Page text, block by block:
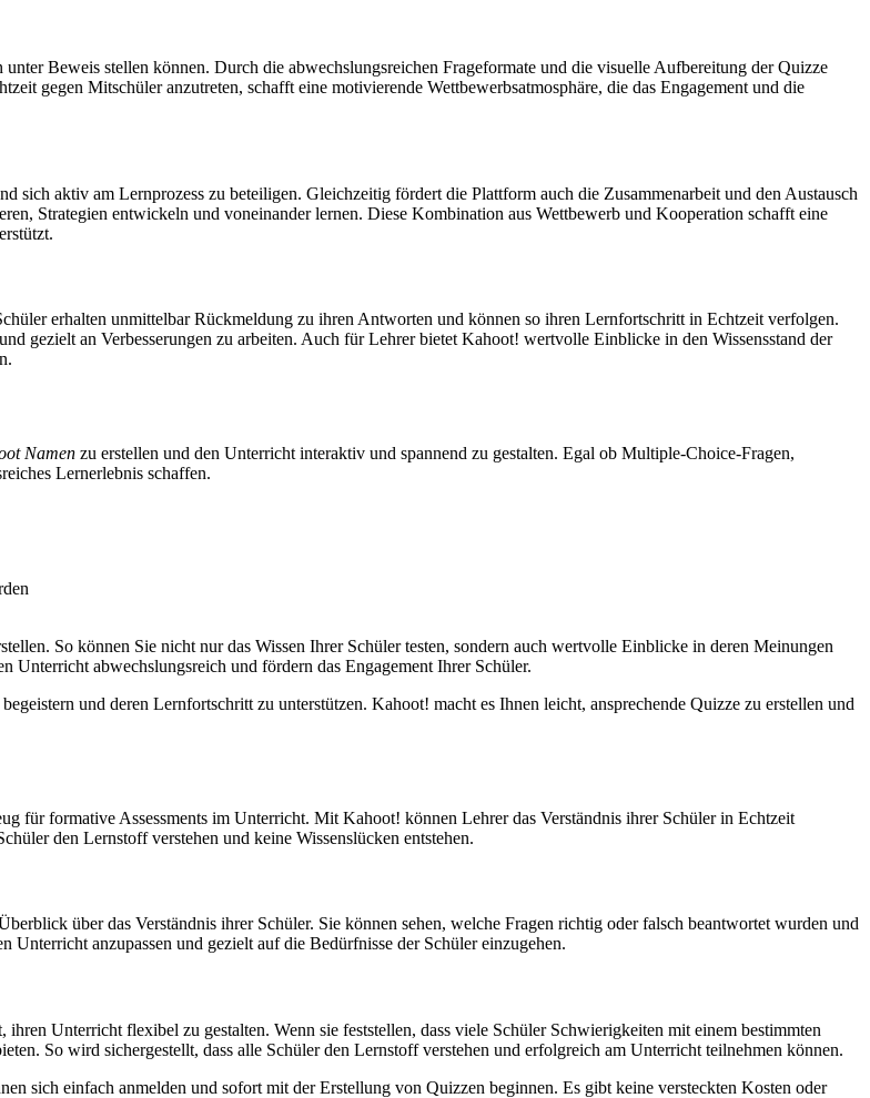
Beweis stellen können. Durch die abwechslungsreichen Frageformate und die visuelle Aufbereitung der Quizze
gegen Mitschüler anzutreten, schafft eine motivierende Wettbewerbsatmosphäre, die das Engagement und die
sich aktiv am Lernprozess zu beteiligen. Gleichzeitig fördert die Plattform auch die Zusammenarbeit und den Austausch
Strategien entwickeln und voneinander lernen. Diese Kombination aus Wettbewerb und Kooperation schafft eine
erhalten unmittelbar Rückmeldung zu ihren Antworten und können so ihren Lernfortschritt in Echtzeit verfolgen.
gezielt an Verbesserungen zu arbeiten. Auch für Lehrer bietet Kahoot! wertvolle Einblicke in den Wissensstand der
Namen zu erstellen und den Unterricht interaktiv und spannend zu gestalten. Egal ob Multiple-Choice-Fragen,
Lernerlebnis schaffen.
So können Sie nicht nur das Wissen Ihrer Schüler testen, sondern auch wertvolle Einblicke in deren Meinungen
abwechslungsreich und fördern das Engagement Ihrer Schüler.
und deren Lernfortschritt zu unterstützen. Kahoot! macht es Ihnen leicht, ansprechende Quizze zu erstellen und
für formative Assessments im Unterricht. Mit Kahoot! können Lehrer das Verständnis ihrer Schüler in Echtzeit
den Lernstoff verstehen und keine Wissenslücken entstehen.
über das Verständnis ihrer Schüler. Sie können sehen, welche Fragen richtig oder falsch beantwortet wurden und
anzupassen und gezielt auf die Bedürfnisse der Schüler einzugehen.
Unterricht flexibel zu gestalten. Wenn sie feststellen, dass viele Schüler Schwierigkeiten mit einem bestimmten
So wird sichergestellt, dass alle Schüler den Lernstoff verstehen und erfolgreich am Unterricht teilnehmen können.
sich einfach anmelden und sofort mit der Erstellung von Quizzen beginnen. Es gibt keine versteckten Kosten oder